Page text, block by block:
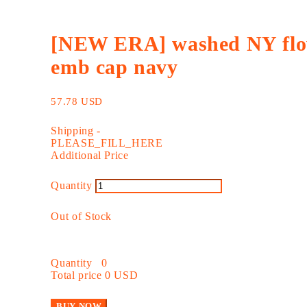
[NEW ERA] washed NY
emb cap navy
57.78 USD
Shipping-
PLEASE_FILL_HERE
Additional Price
Quantity
Out of Stock
Quantity
0
Total price 0 USD